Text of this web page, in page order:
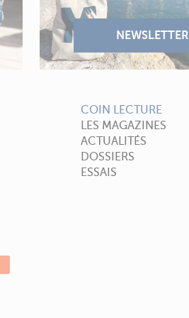
COIN LECTURE
LES MAGAZINES
ACTUALITÉS
DOSSIERS
ESSAIS